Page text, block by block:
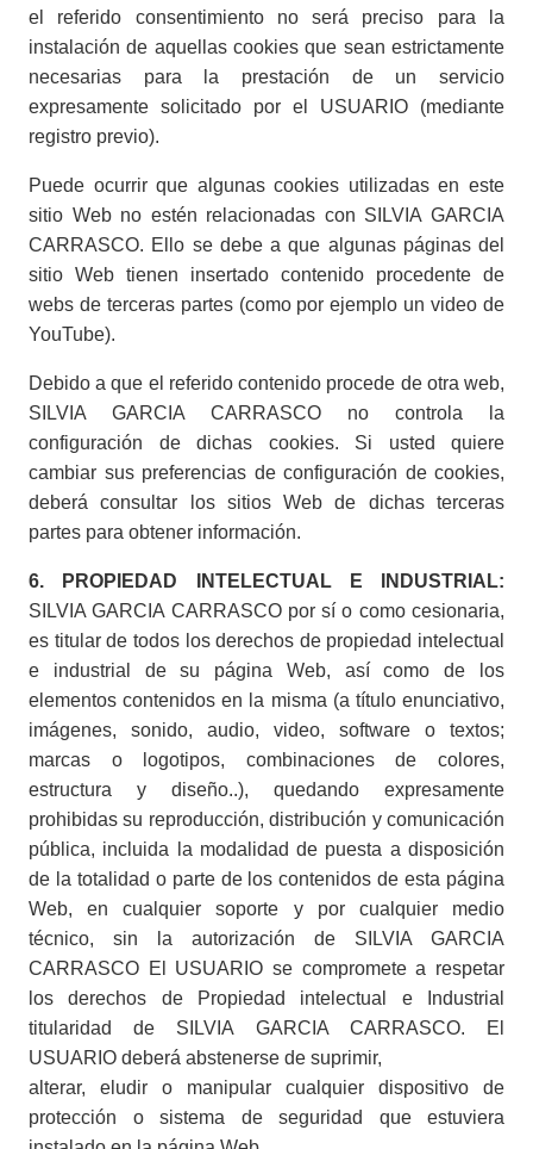
el referido consentimiento no será preciso para la
instalación de aquellas cookies que sean estrictamente
necesarias para la prestación de un servicio
expresamente solicitado por el USUARIO (mediante
registro previo).
Puede ocurrir que algunas cookies utilizadas en este
sitio Web no estén relacionadas con SILVIA GARCIA
CARRASCO. Ello se debe a que algunas páginas del
sitio Web tienen insertado contenido procedente de
webs de terceras partes (como por ejemplo un video de
YouTube).
Debido a que el referido contenido procede de otra web,
SILVIA GARCIA CARRASCO no controla la
configuración de dichas cookies. Si usted quiere
cambiar sus preferencias de configuración de cookies,
deberá consultar los sitios Web de dichas terceras
partes para obtener información.
6. PROPIEDAD INTELECTUAL E INDUSTRIAL:
SILVIA GARCIA CARRASCO por sí o como cesionaria,
es titular de todos los derechos de propiedad intelectual
e industrial de su página Web, así como de los
elementos contenidos en la misma (a título enunciativo,
imágenes, sonido, audio, video, software o textos;
marcas o logotipos, combinaciones de colores,
estructura y diseño..), quedando expresamente
prohibidas su reproducción, distribución y comunicación
pública, incluida la modalidad de puesta a disposición
de la totalidad o parte de los contenidos de esta página
Web, en cualquier soporte y por cualquier medio
técnico, sin la autorización de SILVIA GARCIA
CARRASCO El USUARIO se compromete a respetar
los derechos de Propiedad intelectual e Industrial
titularidad de SILVIA GARCIA CARRASCO. El
USUARIO deberá abstenerse de suprimir,
alterar, eludir o manipular cualquier dispositivo de
protección o sistema de seguridad que estuviera